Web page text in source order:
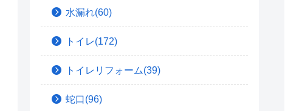
水漏れ(60)
トイレ(172)
トイレリフォーム(39)
蛇口(96)